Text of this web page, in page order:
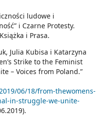
ludowe i
i Czarne Protesty.
i Prasa.
Julia Kubisa i Katarzyna
Strike to the Feminist
– Voices from Poland.”
06/18/from-thewomens-
in-struggle-we-unite-